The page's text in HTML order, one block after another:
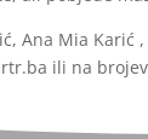
Ana Mia Karić
ili na